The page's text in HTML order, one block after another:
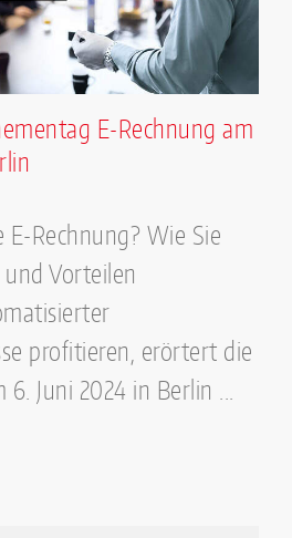
E-Rechnung am
Rechnung? Wie Sie
Vorteilen
profitieren, erörtert die
Juni 2024 in Berlin ...